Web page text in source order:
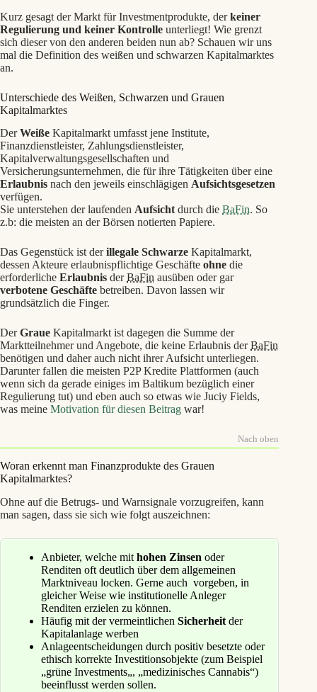
Kurz gesagt der Markt für Investmentprodukte, derkeiner
Regulierung und keiner Kontrolle unterliegt! Wie grenzt
sich dieser von den anderen beiden nun ab? Schauen wir uns
mal die Definition des weißen und schwarzen Kapitalmarktes
an.
Unterschiede des Weißen, Schwarzen und Grauen
Kapitalmarktes
DerWeiße Kapitalmarkt umfasst jene Institute,
Finanzdienstleister, Zahlungsdienstleister,
Kapitalverwaltungsgesellschaften und
Versicherungsunternehmen, die für ihre Tätigkeiten über eine
Erlaubnis nach den jeweils einschlägigen Aufsichtsgesetzen
verfügen.
Sie unterstehen der laufenden Aufsicht durch die BaFin. So
z.b: die meisten an der Börsen notierten Papiere.
Das Gegenstück ist derillegale Schwarze Kapitalmarkt,
dessen Akteure erlaubnispflichtige Geschäfte ohne die
erforderliche Erlaubnis derBaFin ausüben oder gar
verbotene Geschäfte betreiben. Davon lassen wir
grundsätzlich die Finger.
DerGraue Kapitalmarkt ist dagegen die Summe der
Marktteilnehmer und Angebote, die keine Erlaubnis derBaFin
benötigen und daher auch nicht ihrer Aufsicht unterliegen.
Darunter fallen die meisten P2P Kredite Plattformen (auch
wenn sich da gerade einiges im Baltikum bezüglich einer
Regulierung tut) und eben auch so etwas wie Juciy Fields,
was meine Motivation für diesen Beitrag war!
Nach oben
Woran erkennt man Finanzprodukte des Grauen
Kapitalmarktes?
Ohne auf die Betrugs- und Warnsignale vorzugreifen, kann
man sagen, dass sie sich wie folgt auszeichnen:
Anbieter, welche mit hohen Zinsen oder
Renditen oft deutlich über dem allgemeinen
Marktniveau locken. Gerne auch vorgeben, in
gleicher Weise wie institutionelle Anleger
Renditen erzielen zu können.
Häufig mit der vermeintlichen Sicherheit der
Kapitalanlage werben
Anlageentscheidungen durch positiv besetzte oder
ethisch korrekte Investitionsobjekte (zum Beispiel
„grüne Investments„, „medizinisches Cannabis“)
beeinflusst werden sollen.